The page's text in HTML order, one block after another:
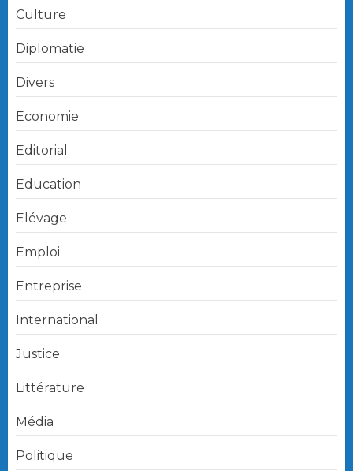
Culture
Diplomatie
Divers
Economie
Editorial
Education
Elévage
Emploi
Entreprise
International
Justice
Littérature
Média
Politique